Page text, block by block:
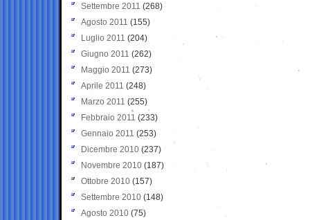
Settembre 2011 (268)
Agosto 2011 (155)
Luglio 2011 (204)
Giugno 2011 (262)
Maggio 2011 (273)
Aprile 2011 (248)
Marzo 2011 (255)
Febbraio 2011 (233)
Gennaio 2011 (253)
Dicembre 2010 (237)
Novembre 2010 (187)
Ottobre 2010 (157)
Settembre 2010 (148)
Agosto 2010 (75)